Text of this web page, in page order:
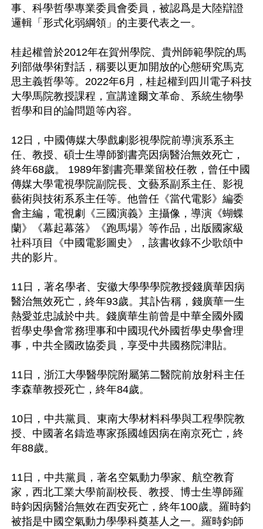
事、科學哲學專業委員會委員，被認爲是大陸辯證
邏輯「形式化弱綱領」的主要代表之一。
桂起權曾於2012年在賀州學院、貴州師範學院的馬
列部做學術對話，稱要以更加開放的心態研究馬克
思主義哲學等。2022年6月，桂起權到四川電子科技
大學馬院教授課程，宣講達爾文革命、系統生物學
哲學和目的論問題等內容。
12日，中國傳媒大學戲劇影視學院前導演系系主
任、教授、碩士生導師劉書亮因病醫治無效死亡，
終年68歲。 1989年劉書亮畢業留校任教，曾任中國
傳媒大學電視學院副院長、文藝系副系主任、影視
藝術與技術系系主任等。他曾任《當代電影》編委
會主編，電視劇《三國演義》主攝像，導演《蝴蝶
蘭》《幕起幕落》《跑馬場》等作品，出版國家級
社科項目《中國電影圖史》，該書收錄不少歌頌中
共的影片。
11日，著名學者、安徽大學學學院教授錢廣華因病
醫治無效死亡，終年93歲。其訃告稱，錢廣華一生
熱愛並忠誠於中共。錢廣華生前曾是中華全國外國
哲學史學會常務理事和中國現代外國哲學史學會理
事，中共全國政協委員，享受中共國務院津貼。
11日，浙江大學醫學院附屬第二醫院前放射科主任
李森華教授死亡，終年84歲。
10日，中共黨員、東南大學材料科學與工程學院教
授、中國著名鑄造專家孫國雄因病在南京死亡，終
年88歲。
11日，中共黨員，著名空氣動力學家、航空教育
家，西北工業大學前副校長、教授、博士生導師羅
時鈞因病醫治無效在西安死亡，終年100歲。羅時鈞
被指是中國空氣動力學學科奠基人之一。羅時鈞師